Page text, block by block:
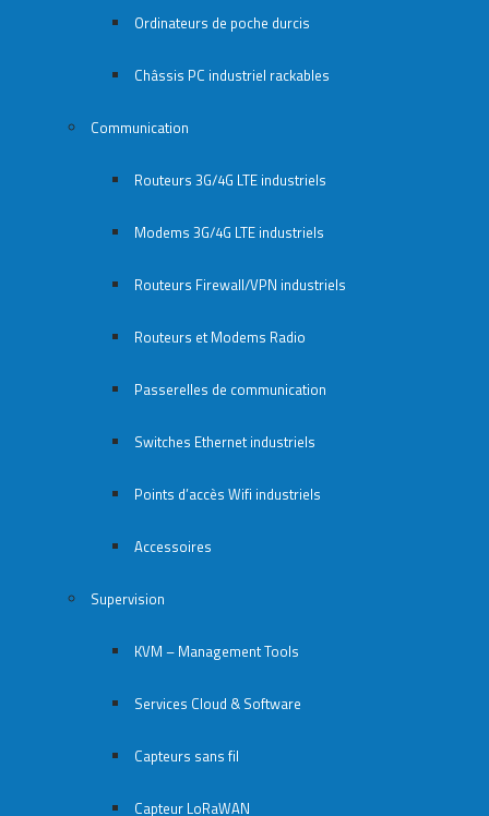
Ordinateurs de poche durcis
Châssis PC industriel rackables​
Communication
Routeurs 3G/4G LTE industriels
Modems 3G/4G LTE industriels
Routeurs Firewall/VPN industriels
Routeurs et Modems Radio
Passerelles de communication
Switches Ethernet industriels
Points d’accès Wifi industriels
Accessoires
Supervision
KVM – Management Tools
Services Cloud & Software
Capteurs sans fil
Capteur LoRaWAN